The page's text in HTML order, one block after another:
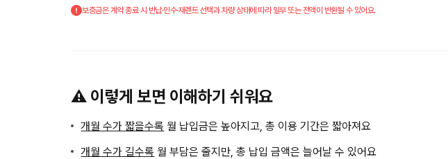
보증금은 계약 종료 시 반납·인수·재렌트 선택과 차량 상태에 따라 일부 또는 전액이 반환될 수 있어요.
⚠️ 이렇게 보면 이해하기 쉬워요
개월 수가 짧을수록 월 납입금은 높아지고, 총 이용 기간은 짧아져요
개월 수가 길수록 월 부담은 줄지만, 총 납입 금액은 늘어날 수 있어요